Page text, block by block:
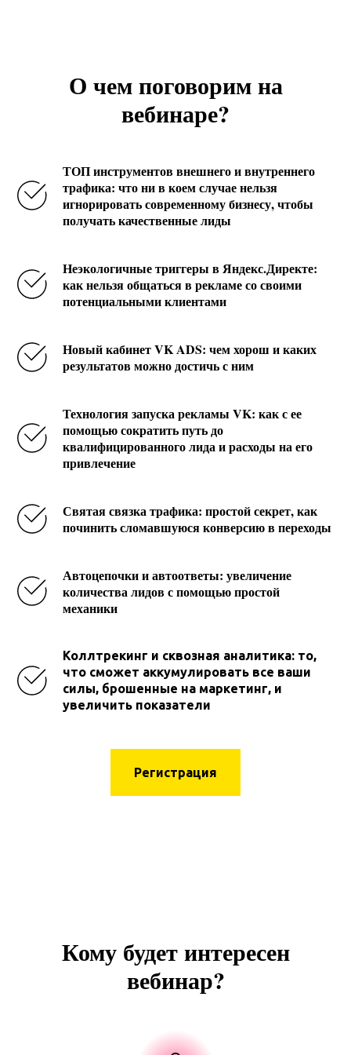
О чем поговорим на
вебинаре?
ТОП инструментов внешнего и внутреннего
трафика: что ни в коем случае нельзя
игнорировать современному бизнесу, чтобы
получать качественные лиды
Неэкологичные триггеры в Яндекс.Директе:
как нельзя общаться в рекламе со своими
потенциальными клиентами
Новый кабинет VK ADS: чем хорош и каких
результатов можно достичь с ним
Технология запуска рекламы VK: как с ее
помощью сократить путь до
квалифицированного лида и расходы на его
привлечение
Святая связка трафика: простой секрет, как
починить сломавшуюся конверсию в переходы
Автоцепочки и автоответы: увеличение
количества лидов с помощью простой
механики
Коллтрекинг и сквозная аналитика: то,
что сможет аккумулировать все ваши
силы, брошенные на маркетинг, и
увеличить показатели
Регистрация
Кому будет интересен
вебинар?